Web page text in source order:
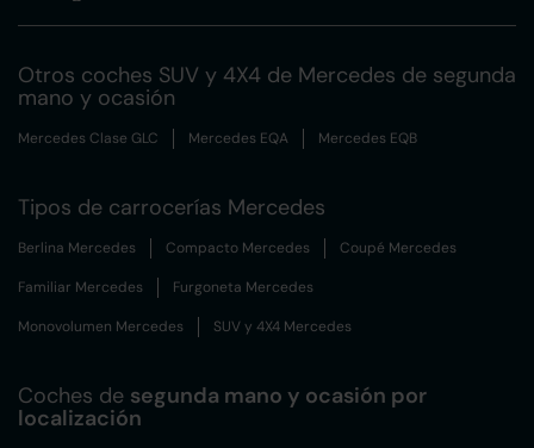
Otros coches SUV y 4X4 de Mercedes de segunda
mano y ocasión
Mercedes Clase GLC Mercedes EQA Mercedes EQB
Tipos de carrocerías Mercedes
Berlina Mercedes Compacto Mercedes Coupé Mercedes
Familiar Mercedes Furgoneta Mercedes
Monovolumen Mercedes SUV y 4X4 Mercedes
Coches de segunda mano y ocasión por
localización